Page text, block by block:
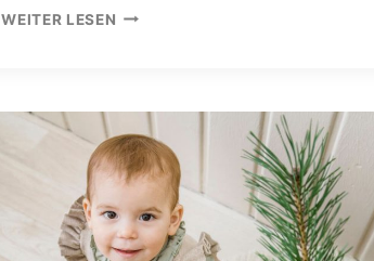
WEITER LESEN FAMILIEN-
WARUM
STAMMKUNDEN
WIEDER
KOMMEN